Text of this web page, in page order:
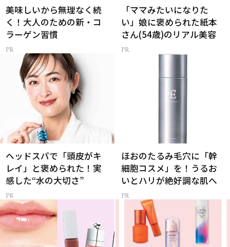
美味しいから無理なく続
く！大人のための新・コ
ラーゲン習慣
「ママみたいになりた
い」娘に褒められた紙本
さん(54歳)のリアル美容
ヘッドスパで「頭皮がキ
レイ」と褒められた！実
感した“水の大切さ”
ほおのたるみ毛穴に「幹
細胞コスメ」を！うるお
いとハリが絶好調な肌へ